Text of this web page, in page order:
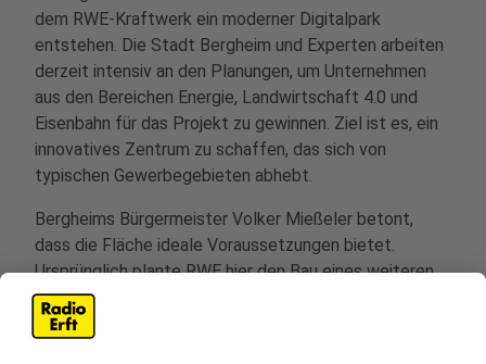
dem RWE-Kraftwerk ein moderner Digitalpark
entstehen. Die Stadt Bergheim und Experten arbeiten
derzeit intensiv an den Planungen, um Unternehmen
aus den Bereichen Energie, Landwirtschaft 4.0 und
Eisenbahn für das Projekt zu gewinnen. Ziel ist es, ein
innovatives Zentrum zu schaffen, das sich von
typischen Gewerbegebieten abhebt.
Bergheims Bürgermeister Volker Mießeler betont,
dass die Fläche ideale Voraussetzungen bietet.
Ursprünglich plante RWE hier den Bau eines weiteren
Kraftwerks, sodass die Infrastruktur bereits vorhanden
ist. Die Vermarktung des Digitalparks könnte daher